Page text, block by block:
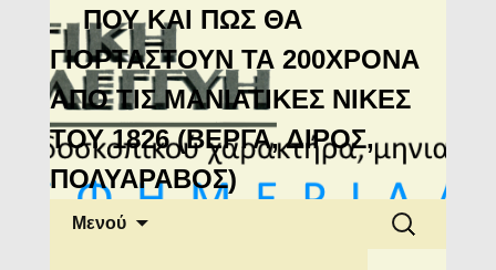
Μανιάτικη
Αλληλεγγύη
ΠΟΥ ΚΑΙ ΠΩΣ ΘΑ
ΓΙΟΡΤΑΣΤΟΥΝ ΤΑ 200ΧΡΟΝΑ
ΑΠΟ ΤΙΣ ΜΑΝΙΑΤΙΚΕΣ ΝΙΚΕΣ
ΤΟΥ 1826 (ΒΕΡΓΑ, ΔΙΡΟΣ,
ΠΟΛΥΑΡΑΒΟΣ)
Μενού
Αναζήτηση
για: